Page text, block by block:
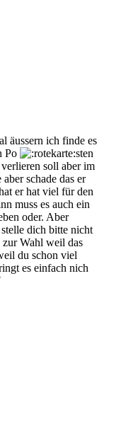
äussern ich finde es
Po
sten
soll aber im
schade das er
er hat viel für den
muss es auch ein
oder. Aber
dich bitte nicht
Wahl weil das
du schon viel
es einfach nich